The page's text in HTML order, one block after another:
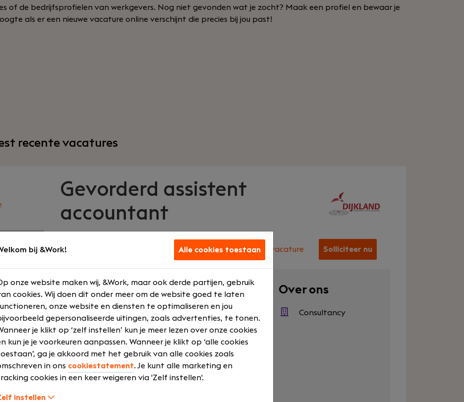
of de bedrijfsprofielen van werkgevers. Nog niet gevonden wat je zocht? Maak een profiel en bewaar je
als er een nieuwe vacature online verschijnt die precies bij jou past!
recente vacatures
Gevorderd assistent
accountant
Deel vacature Solliciteer nu
Jouw rol
Assistent Accountant
Senior
Voltijd
Wat we bieden
€ 3500 - € 5500
Opleidingen en
training
Flexibele werktijden
Pensioen
Over ons
Consultancy
bij &Work! Alle cookies toestaan
onze website maken wij, &Work, maar ook derde partijen, gebruik
cookies. Wij doen dit onder meer om de website goed te laten
onze website en diensten te optimaliseren en jou
gepersonaliseerde uitingen, zoals advertenties, te tonen.
je klikt op ‘zelf instellen’ kun je meer lezen over onze cookies
kun je je voorkeuren aanpassen. Wanneer je klikt op ‘alle cookies
ga je akkoord met het gebruik van alle cookies zoals
in ons cookiestatement. Je kunt alle marketing en
cookies in een keer weigeren via 'Zelf instellen'.
instellen